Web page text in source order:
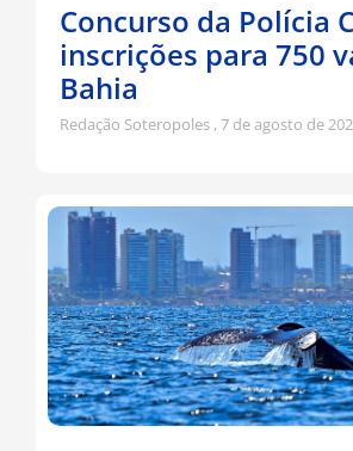
Concurso da Polícia
inscrições para 750
Bahia
Redação Soteropoles 7 de agosto de